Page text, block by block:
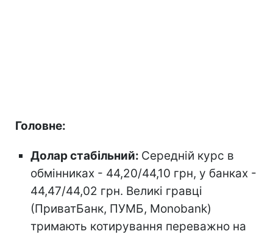
Головне:
Долар стабільний: Середній курс в
обмінниках - 44,20/44,10 грн, у банках -
44,47/44,02 грн. Великі гравці
(ПриватБанк, ПУМБ, Monobank)
тримають котирування переважно на